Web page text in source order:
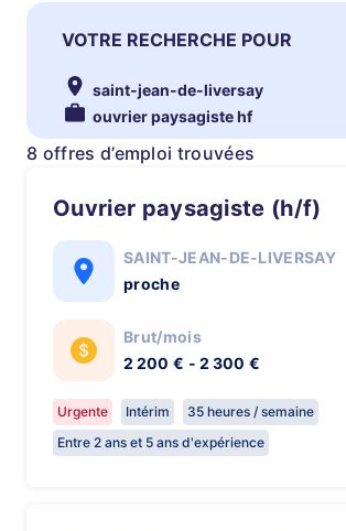
VOTRE RECHERCHE POUR
saint-jean-de-liversay
ouvrier paysagiste hf
8 offres d’emploi trouvées
Ouvrier paysagiste (h/f)
SAINT-JEAN-DE-LIVERSAY
proche
Brut/mois
2 200 € - 2 300 €
Urgente Intérim
35 heures / semaine
Entre 2 ans et 5 ans d'expérience